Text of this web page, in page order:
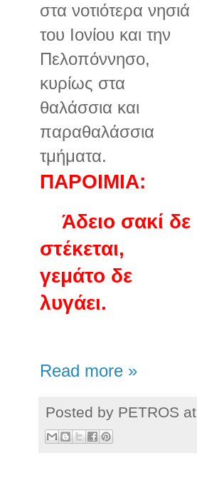
στα νοτιότερα νησιά
του Ιονίου και την
Πελοπόννησο,
κυρίως στα
θαλάσσια και
παραθαλάσσια
τμήματα.
ΠΑΡΟΙΜΙΑ:
Άδειο σακί δε
στέκεται,
γεμάτο δε
λυγάει.
Read more »
Posted by PETROS at